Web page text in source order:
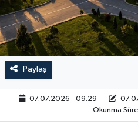
Paylaş
07.07.2026 - 09:29
Okunma
RESMİ İLAN